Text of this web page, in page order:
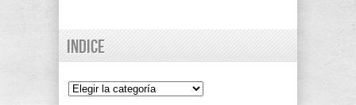
Indice
Indice